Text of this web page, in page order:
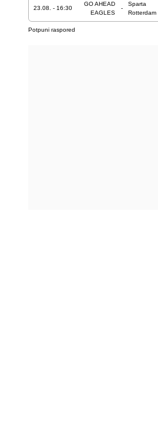
23.08. - 16:30
GO AHEAD
EAGLES
-
Sparta
Rotterdam
Potpuni raspored